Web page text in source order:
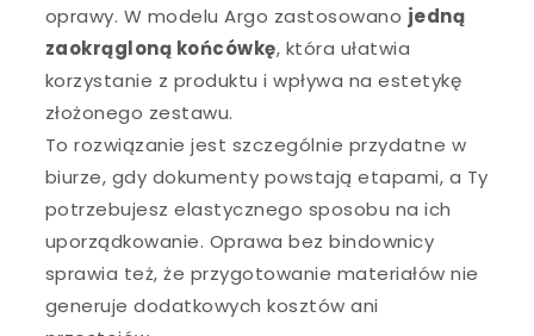
oprawy. W modelu Argo zastosowano jedną
zaokrągloną końcówkę, która ułatwia
korzystanie z produktu i wpływa na estetykę
złożonego zestawu.
To rozwiązanie jest szczególnie przydatne w
biurze, gdy dokumenty powstają etapami, a Ty
potrzebujesz elastycznego sposobu na ich
uporządkowanie. Oprawa bez bindownicy
sprawia też, że przygotowanie materiałów nie
generuje dodatkowych kosztów ani